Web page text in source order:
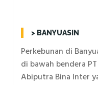
> BANYUASIN
Perkebunan di
di bawah bendera
Abiputra Bina Inter